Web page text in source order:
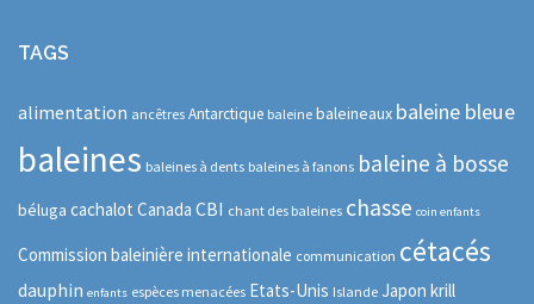
TAGS
alimentation ancêtres Antarctique baleine baleineaux baleine bleue
baleines baleines à dents baleines à fanons baleine à bosse
béluga cachalot Canada CBI chant des baleines chasse coin enfants
Commission baleinière internationale communication cétacés
dauphin enfants espèces menacées Etats-Unis Islande Japon krill